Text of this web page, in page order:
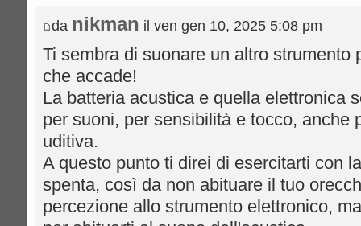
da nikman il ven gen 10, 2025 5:08 pm
Ti sembra di suonare un altro strumento
che accade!
La batteria acustica e quella elettronica
per suoni, per sensibilità e tocco, anche
uditiva.
A questo punto ti direi di esercitarti con
spenta, così da non abituare il tuo
percezione allo strumento elettronico,